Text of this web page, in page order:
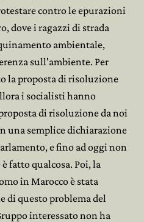
contro le epurazioni
dove i ragazzi di strada
ambientale,
sull'ambiente. Per
la proposta di risoluzione
i socialisti hanno
di risoluzione da noi
una semplice dichiarazione
e fino ad oggi non
fatto qualcosa. Poi, la
in Marocco è stata
di questo problema del
interessato non ha